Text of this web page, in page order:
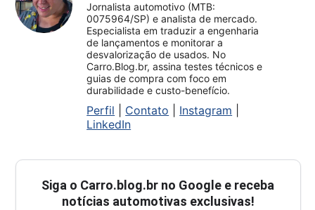
Jornalista automotivo (MTB:
0075964/SP) e analista de mercado.
Especialista em traduzir a engenharia
de lançamentos e monitorar a
desvalorização de usados. No
Carro.Blog.br, assina testes técnicos e
guias de compra com foco em
durabilidade e custo-benefício.
Perfil Contato Instagram
LinkedIn
Siga o Carro.blog.br no Google e receba
notícias automotivas exclusivas!